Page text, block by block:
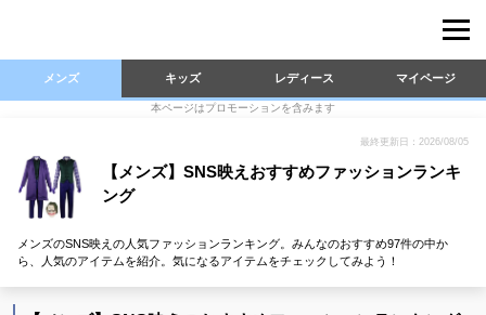
メンズ キッズ レディース マイページ
本ページはプロモーションを含みます
最終更新日：2026/08/05
【メンズ】SNS映えおすすめファッションランキ
ング
メンズのSNS映えの人気ファッションランキング。みんなのおすすめ97件の中か
ら、人気のアイテムを紹介。気になるアイテムをチェックしてみよう！